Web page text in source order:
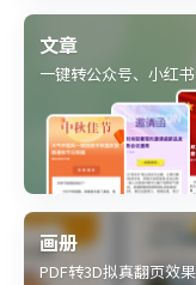
文章
一键转公众号、小红书
画册
PDF转3D拟真翻页效果